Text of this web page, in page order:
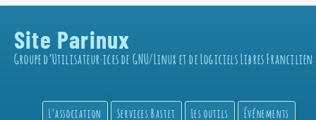
Site Parinux
Groupe d’Utilisateur·ices de GNU/Linux et de Logiciels Libres Francilien
L’association Services Bastet Les outils Événements